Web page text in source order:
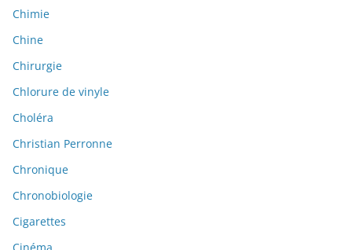
Chimie
Chine
Chirurgie
Chlorure de vinyle
Choléra
Christian Perronne
Chronique
Chronobiologie
Cigarettes